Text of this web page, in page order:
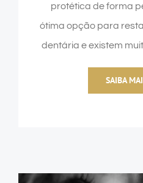
protética de forma
ótima opção para
dentária e existem
SAIBA